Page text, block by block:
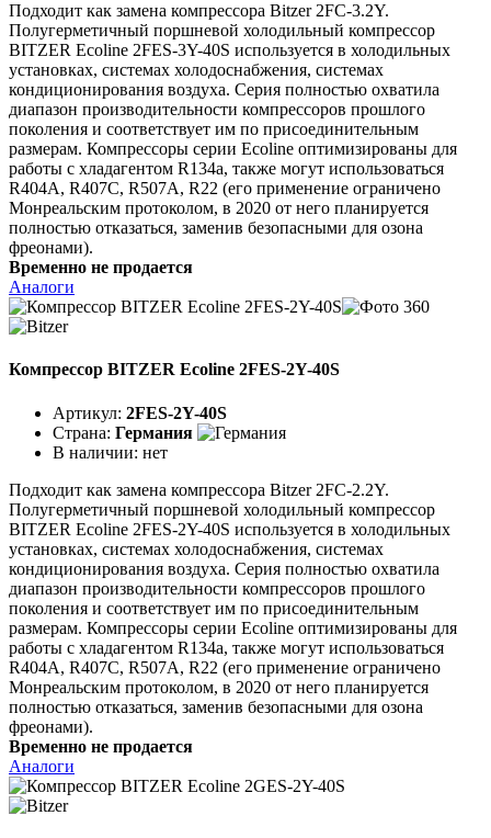
Подходит как замена компрессора Bitzer 2FC-3.2Y.
Полугерметичный поршневой холодильный компрессор
BITZER Ecoline 2FES-3Y-40S используется в холодильных
установках, системах холодоснабжения, системах
кондиционирования воздуха. Серия полностью охватила
диапазон производительности компрессоров прошлого
поколения и соответствует им по присоединительным
размерам. Компрессоры серии Ecoline оптимизированы для
работы с хладагентом R134a, также могут использоваться
R404A, R407C, R507A, R22 (его применение ограничено
Монреальским протоколом, в 2020 от него планируется
полностью отказаться, заменив безопасными для озона
фреонами).
Временно не продается
Аналоги
Компрессор BITZER Ecoline 2FES-2Y-40S
Артикул: 2FES-2Y-40S
Страна: Германия
В наличии: нет
Подходит как замена компрессора Bitzer 2FC-2.2Y.
Полугерметичный поршневой холодильный компрессор
BITZER Ecoline 2FES-2Y-40S используется в холодильных
установках, системах холодоснабжения, системах
кондиционирования воздуха. Серия полностью охватила
диапазон производительности компрессоров прошлого
поколения и соответствует им по присоединительным
размерам. Компрессоры серии Ecoline оптимизированы для
работы с хладагентом R134a, также могут использоваться
R404A, R407C, R507A, R22 (его применение ограничено
Монреальским протоколом, в 2020 от него планируется
полностью отказаться, заменив безопасными для озона
фреонами).
Временно не продается
Аналоги